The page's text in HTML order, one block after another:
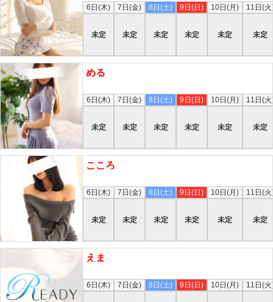
6日(木)
未定
7日(金)
未定
8日(土)
未定
9日(日)
未定
10日(月)
未定
11日(
未定
める
6日(木)
未定
7日(金)
未定
8日(土)
未定
9日(日)
未定
10日(月)
未定
11日(
未定
こころ
6日(木)
未定
7日(金)
未定
8日(土)
未定
9日(日)
未定
10日(月)
未定
11日(
未定
えま
6日(木) 7日(金) 8日(土) 9日(日) 10日(月) 11日(